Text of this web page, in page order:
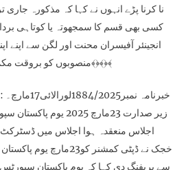
نا کرنا پڑے انہوں نے کہا کہ مذکورہ جاری
کسی بھی قسم کا سمجھوتہ یا کوتاہی
انجینئر آفیسران محنت اور لگن سے اپنے
منصوبوں کو بروقت مکمل کرنے کی کوشش کریں۔﴾﴿﴾﴿﴾
زیر صدارت 23مارچ
اجلاس منعقدہ ہوا اجلاس میں
خجک نے ڈپٹی کمشنر